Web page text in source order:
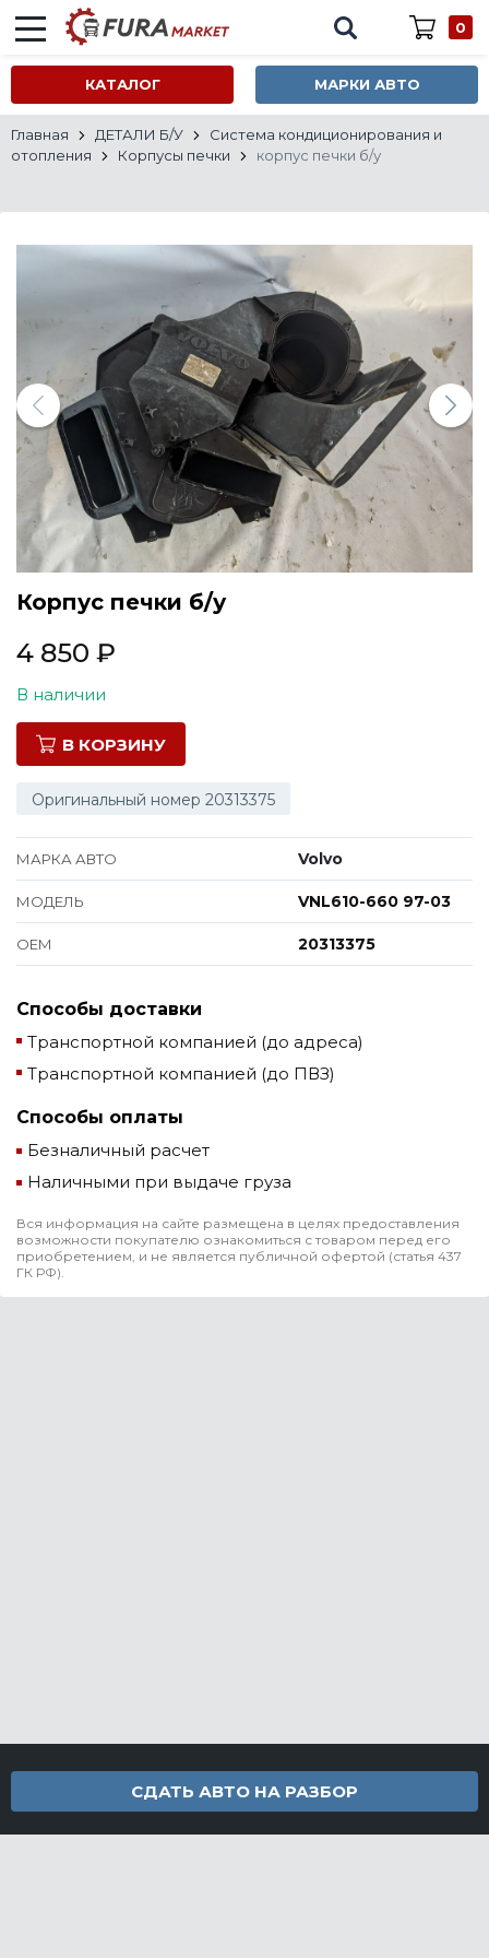
0
КАТАЛОГ МАРКИ АВТО
Все марки
Главная ДЕТАЛИ Б/У
Система кондиционирования и
отопления
Корпусы печки корпус печки б/у
Корпус печки б/у
4 850 ₽
В наличии
В КОРЗИНУ
Оригинальный номер 20313375
МАРКА АВТО Volvo
МОДЕЛЬ VNL610-660 97-03
ОЕМ 20313375
Способы доставки
Транспортной компанией (до адреса)
Транспортной компанией (до ПВЗ)
Способы оплаты
Безналичный расчет
Наличными при выдаче груза
Вся информация на сайте размещена в целях предоставления
возможности покупателю ознакомиться с товаром перед его
приобретением, и не является публичной офертой (статья 437
ГК РФ).
СДАТЬ АВТО НА РАЗБОР